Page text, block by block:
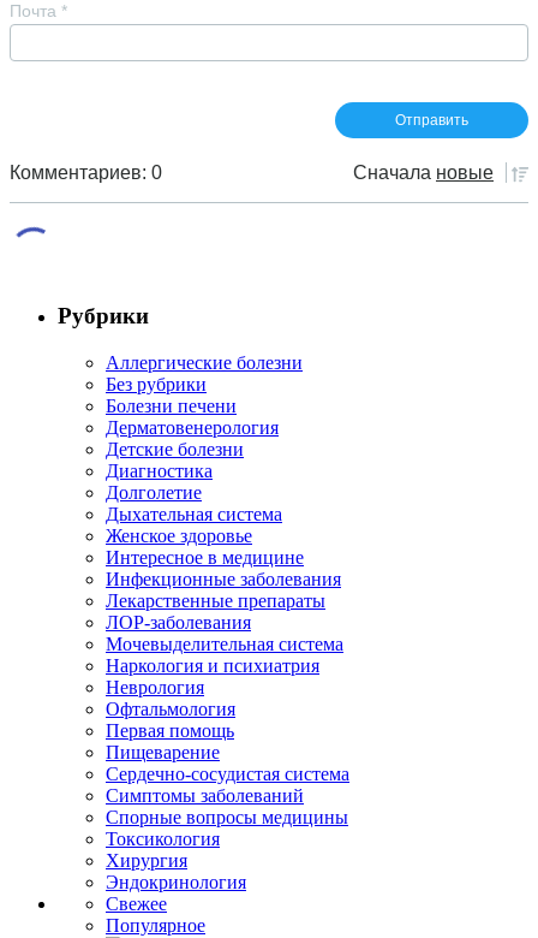
Почта *
Комментариев: 0 Сначала новые
Рубрики
Аллергические болезни
Без рубрики
Болезни печени
Дерматовенерология
Детские болезни
Диагностика
Долголетие
Дыхательная система
Женское здоровье
Интересное в медицине
Инфекционные заболевания
Лекарственные препараты
ЛОР-заболевания
Мочевыделительная система
Наркология и психиатрия
Неврология
Офтальмология
Первая помощь
Пищеварение
Сердечно-сосудистая система
Симптомы заболеваний
Спорные вопросы медицины
Токсикология
Хирургия
Эндокринология
Свежее
Популярное